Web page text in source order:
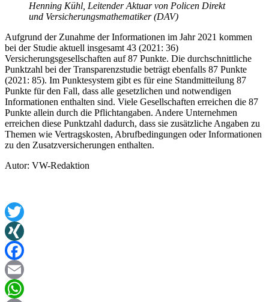
Henning Kühl, Leitender Aktuar von Policen Direkt
und Versicherungsmathematiker (DAV)
Aufgrund der Zunahme der Informationen im Jahr 2021 kommen
bei der Studie aktuell insgesamt 43 (2021: 36)
Versicherungsgesellschaften auf 87 Punkte. Die durchschnittliche
Punktzahl bei der Transparenzstudie beträgt ebenfalls 87 Punkte
(2021: 85). Im Punktesystem gibt es für eine Standmitteilung 87
Punkte für den Fall, dass alle gesetzlichen und notwendigen
Informationen enthalten sind. Viele Gesellschaften erreichen die 87
Punkte allein durch die Pflichtangaben. Andere Unternehmen
erreichen diese Punktzahl dadurch, dass sie zusätzliche Angaben zu
Themen wie Vertragskosten, Abrufbedingungen oder Informationen
zu den Zusatzversicherungen enthalten.
Autor: VW-Redaktion
Twitter
XING
Facebook
Email